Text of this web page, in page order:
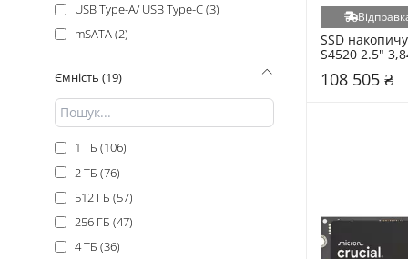
Silicon Power (2)
Team (2)
Micron (1)
USB Type-A/ USB Type-C (3)
mSATA (2)
Ємність (19)
1 ТБ (106)
2 ТБ (76)
512 ГБ (57)
256 ГБ (47)
4 ТБ (36)
SSD
S4520 2.5"
108 505 ₴